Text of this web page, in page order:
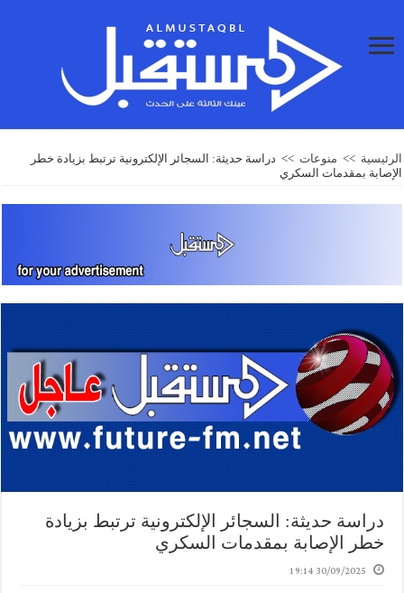
الرئيسية >> منوعات >> دراسة حديثة: السجائر الإلكترونية ترتبط بزيادة خطر
الإصابة بمقدمات السكري
دراسة حديثة: السجائر الإلكترونية ترتبط بزيادة
خطر الإصابة بمقدمات السكري
30/09/2025 19:14